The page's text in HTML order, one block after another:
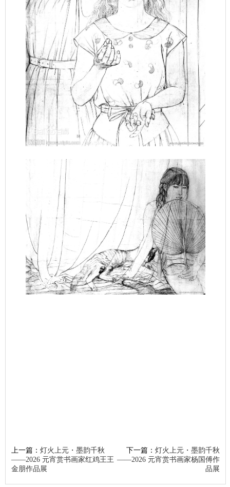
上一篇： 灯火上元・墨韵千秋
——2026 元宵赏书画家红鸡王王
金朋作品展
下一篇： 灯火上元・墨韵千秋
——2026 元宵赏书画家杨国傅作
品展